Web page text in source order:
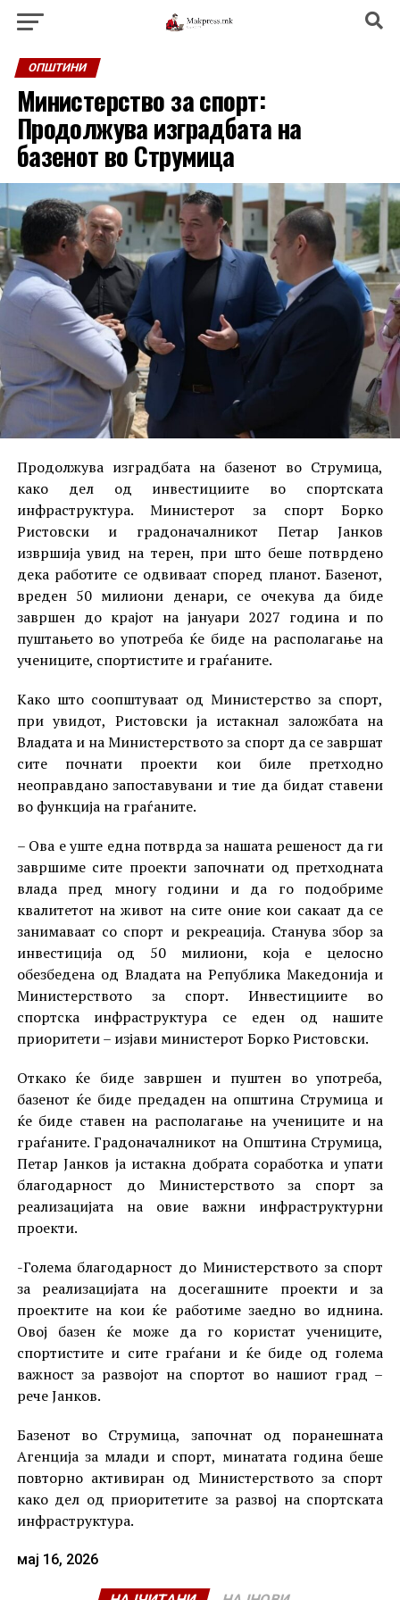
ОПШТИНИ
Министерство за спорт:
Продолжува изградбата на
базенот во Струмица
Продолжува изградбата на базенот во Струмица,
како дел од инвестициите во спортската
инфраструктура. Министерот за спорт Борко
Ристовски и градоначалникот Петар Јанков
извршија увид на терен, при што беше потврдено
дека работите се одвиваат според планот. Базенот,
вреден 50 милиони денари, се очекува да биде
завршен до крајот на јануари 2027 година и по
пуштањето во употреба ќе биде на располагање на
учениците, спортистите и граѓаните.
Како што соопштуваат од Министерство за спорт,
при увидот, Ристовски ја истакнал заложбата на
Владата и на Министерството за спорт да се завршат
сите почнати проекти кои биле претходно
неоправдано запоставувани и тие да бидат ставени
во функција на граѓаните.
– Ова е уште една потврда за нашата решеност да ги
завршиме сите проекти започнати од претходната
влада пред многу години и да го подобриме
квалитетот на живот на сите оние кои сакаат да се
занимаваат со спорт и рекреација. Станува збор за
инвестиција од 50 милиони, која е целосно
обезбедена од Владата на Република Македонија и
Министерството за спорт. Инвестициите во
спортска инфраструктура се еден од нашите
приоритети – изјави министерот Борко Ристовски.
Откако ќе биде завршен и пуштен во употреба,
базенот ќе биде предаден на општина Струмица и
ќе биде ставен на располагање на учениците и на
граѓаните. Градоначалникот на Општина Струмица,
Петар Јанков ја истакна добрата соработка и упати
благодарност до Министерството за спорт за
реализацијата на овие важни инфраструктурни
проекти.
-Голема благодарност до Министерството за спорт
за реализацијата на досегашните проекти и за
проектите на кои ќе работиме заедно во иднина.
Овој базен ќе може да го користат учениците,
спортистите и сите граѓани и ќе биде од голема
важност за развојот на спортот во нашиот град –
рече Јанков.
Базенот во Струмица, започнат од поранешната
Агенција за млади и спорт, минатата година беше
повторно активиран од Министерството за спорт
како дел од приоритетите за развој на спортската
инфраструктура.
мај 16, 2026